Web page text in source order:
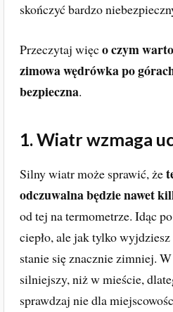
skończyć bardzo
Przeczytaj więco czym
zimowa wędrówka po
bezpieczna.
1. Wiatr wzmaga
Silny wiatr może sprawić, że
odczuwalna będzie nawet
od tej na termometrze. Idąc
ciepło, ale jak tylko
stanie się znacznie zimniej.
silniejszy, niż w mieście,
sprawdzaj nie dla